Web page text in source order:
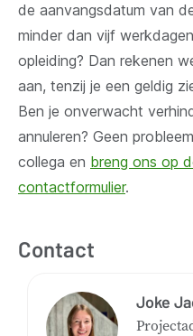
de aanvangsdatum van
minder dan vijf
opleiding? Dan rekenen
aan, tenzij je een geldig
Ben je onverwacht
annuleren? Geen
collega en breng ons op
contactformulier.
Contact
Joke